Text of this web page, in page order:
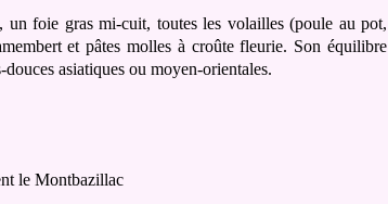
foie gras mi-cuit, toutes les volailles (poule au pot,
et pâtes molles à croûte fleurie. Son équilibre
asiatiques ou moyen-orientales.
le Montbazillac